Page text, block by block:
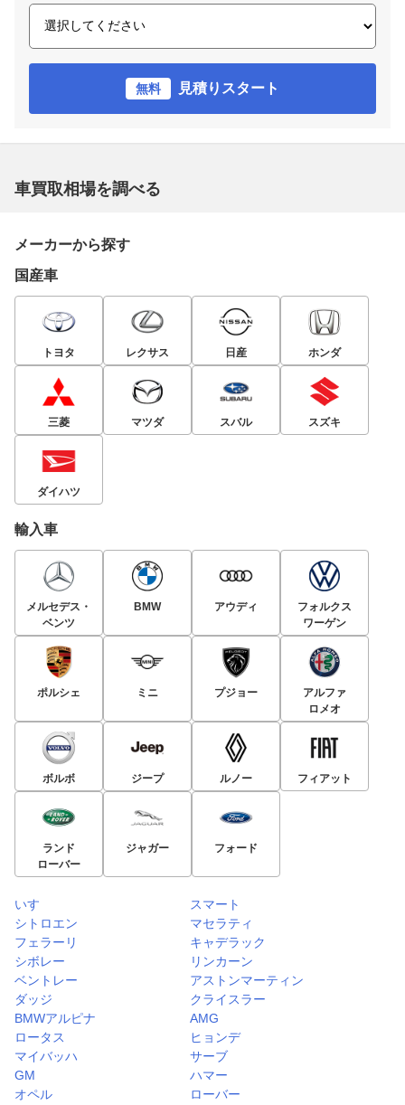
無料 見積りスタート
車買取相場を調べる
メーカーから探す
国産車
トヨタ レクサス 日産 ホンダ
三菱 マツダ スバル スズキ
ダイハツ
輸入車
メルセデス・
ベンツ
BMW アウディ
フォルクス
ワーゲン
ポルシェ ミニ プジョー
アルファ
ロメオ
ボルボ ジープ ルノー フィアット
ランド
ローバー
ジャガー フォード
いすゞ
スマート
シトロエン
マセラティ
フェラーリ
キャデラック
シボレー
リンカーン
ベントレー
アストンマーティン
ダッジ
クライスラー
BMWアルピナ
AMG
ロータス
ヒョンデ
マイバッハ
サーブ
GM
ハマー
オペル
ローバー